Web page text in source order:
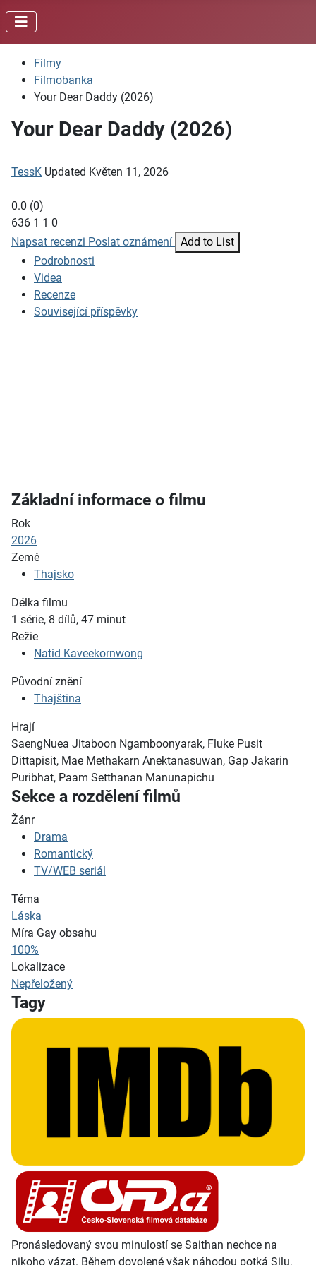
Filmy
Filmobanka
Your Dear Daddy (2026)
Your Dear Daddy (2026)
TessK Updated Květen 11, 2026
0.0 (0)
636 1 1 0
Napsat recenzi Poslat oznámení
Add to List
Podrobnosti
Videa
Recenze
Související příspěvky
Základní informace o filmu
Rok
2026
Země
Thajsko
Délka filmu
1 série, 8 dílů, 47 minut
Režie
Natid Kaveekornwong
Původní znění
Thajština
Hrají
SaengNuea Jitaboon Ngamboonyarak, Fluke Pusit
Dittapisit, Mae Methakarn Anektanasuwan, Gap Jakarin
Puribhat, Paam Setthanan Manunapichu
Sekce a rozdělení filmů
Žánr
Drama
Romantický
TV/WEB seriál
Téma
Láska
Míra Gay obsahu
100%
Lokalizace
Nepřeložený
Tagy
Pronásledovaný svou minulostí se Saithan nechce na
nikoho vázat. Během dovolené však náhodou potká Silu,